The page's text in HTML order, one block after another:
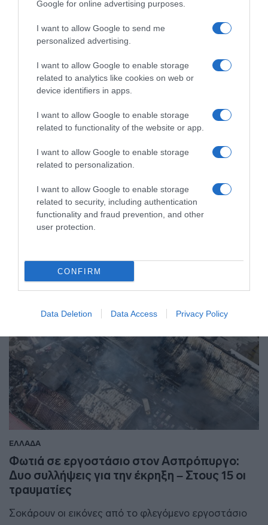
Google for online advertising purposes.
I want to allow Google to send me
personalized advertising.
I want to allow Google to enable storage
related to analytics like cookies on web or
device identifiers in apps.
I want to allow Google to enable storage
related to functionality of the website or app.
I want to allow Google to enable storage
related to personalization.
I want to allow Google to enable storage
related to security, including authentication
functionality and fraud prevention, and other
user protection.
CONFIRM
Data Deletion Data Access Privacy Policy
ΕΛΛΑΔΑ
Ασπρόπυργος: Από τι προκλήθηκε η κόλαση
φωτιάς και εκρήξεων στην επιχείρηση, τα
Τρεις διασωληνωμένοι, οκτώ ακόμα τραυματίες και
δύο συλλήψεις
ΕΛΛΑΔΑ
Φωτιά σε εργοστάσιο στον Ασπρόπυργο:
Δυο συλλήψεις για την έκρηξη – Στους 15 οι
τραυματίες
Σοκάρουν οι εικόνες από το φλεγόμενο εργοστάσιο